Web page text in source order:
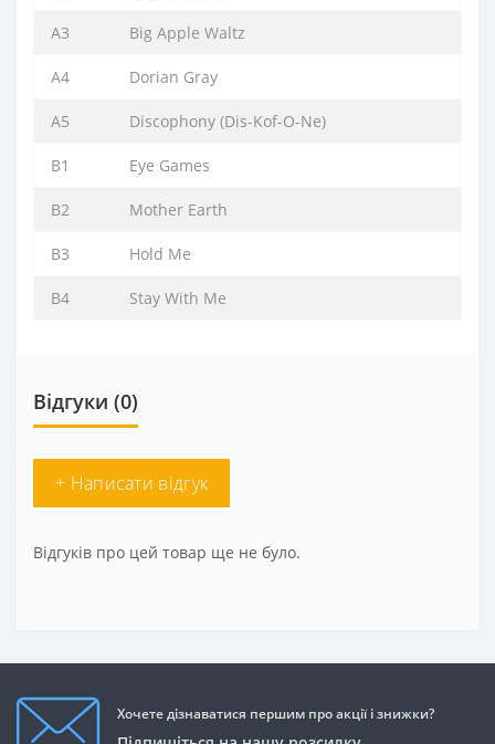
A3 Big Apple Waltz
A4 Dorian Gray
A5 Discophony (Dis-Kof-O-Ne)
B1 Eye Games
B2 Mother Earth
B3 Hold Me
B4 Stay With Me
Відгуки (0)
+ Написати відгук
Відгуків про цей товар ще не було.
Хочете дізнаватися першим про акції і знижки?